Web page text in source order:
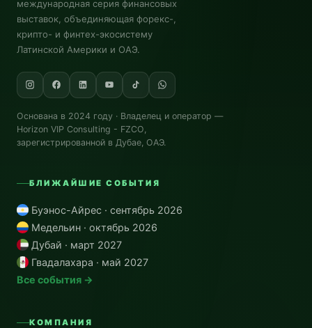
международная серия финансовых
выставок, объединяющая форекс-,
крипто- и финтех-экосистему
Латинской Америки и ОАЭ.
Основана в 2024 году · Владелец и оператор —
Horizon VIP Consulting - FZCO
зарегистрированной в Дубае, ОАЭ.
БЛИЖАЙШИЕ СОБЫТИЯ
Буэнос-Айрес · сентябрь 2026
Медельин · октябрь 2026
Дубай · март 2027
Гвадалахара · май 2027
Все события →
КОМПАНИЯ